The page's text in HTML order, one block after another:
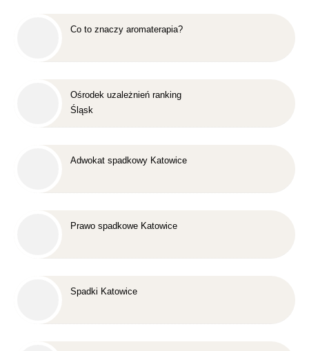
Co to znaczy aromaterapia?
Ośrodek uzależnień ranking
Śląsk
Adwokat spadkowy Katowice
Prawo spadkowe Katowice
Spadki Katowice